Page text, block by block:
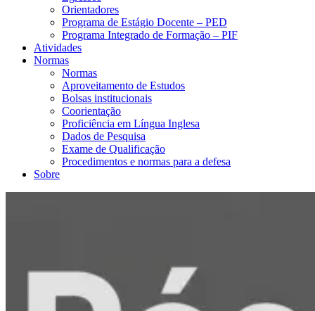
Orientadores
Programa de Estágio Docente – PED
Programa Integrado de Formação – PIF
Atividades
Normas
Normas
Aproveitamento de Estudos
Bolsas institucionais
Coorientação
Proficiência em Língua Inglesa
Dados de Pesquisa
Exame de Qualificação
Procedimentos e normas para a defesa
Sobre